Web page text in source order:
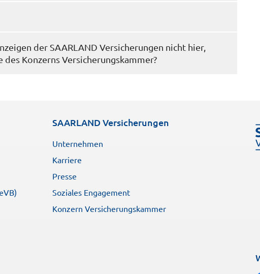
der SAARLAND Versicherungen nicht hier,
Konzerns Versicherungskammer?
SAARLAND Versicherungen
Unternehmen
Karriere
Presse
Soziales Engagement
Konzern Versicherungskammer